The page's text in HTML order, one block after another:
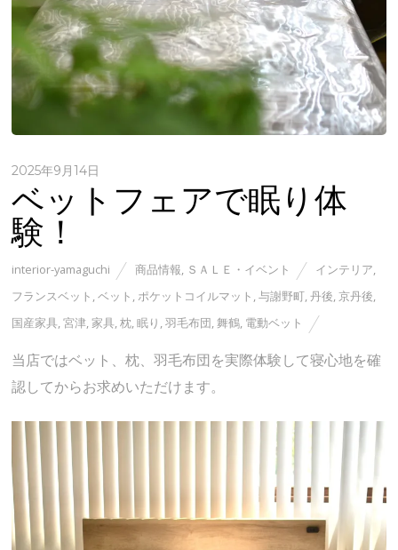
2025年9月14日
ベットフェアで眠り体
験！
interior-yamaguchi 商品情報, ＳＡＬＥ・イベント インテリア,
フランスベット ,ベット ,ポケットコイルマット ,与謝野町,丹後,京丹後,
国産家具,宮津,家具,枕,眠り ,羽毛布団,舞鶴, 電動ベット
当店ではベット、枕、羽毛布団を実際体験して寝心地を確
認してからお求めいただけます。